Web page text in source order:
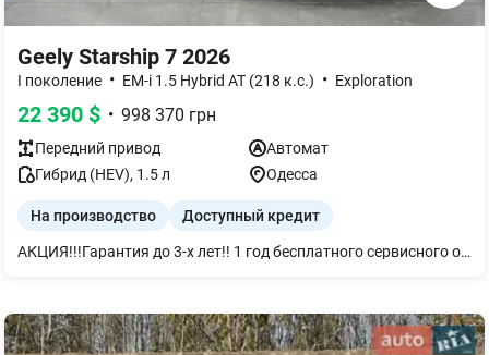
Geely Starship 7 2026
I поколение • EM-i 1.5 Hybrid AT (218 к.с.) • Exploration
22 390 $ • 998 370 грн
Передний привод
Автомат
Гибрид (HEV), 1.5л Одесса
На производство Доступный кредит
АКЦИЯ!!!Гарантия до 3-х лет!! 1 год бесплатного сервисного обслуживания!!Возможность заказа авто с первым взносом от 10% Мы крупнейший поставщик электромобилей в Украине, поэтому можем предложить своим клиентам лучшие условия, а именно: 1. Возможность заказа авто с первым взносом от 10%; 2. Гарантия до 3-х лет; 3. Бесплатное сервисное обслуживание в течение первого года эксплуатации; 4. Проверка технического состояния автомобиля; 5. Юридическое лицо – как критерий надежности; 6. Прямые поставки с конвейера производителя; 7. Доукомплектование аксессуарами; 8. Собственная сеть зарядных станций; 9. Возможность рассрочки, кредита, лизинга, Trade-in; 10. Доставка, сертификация и постановка на учет; 11. Страхование автомобилей КАСКО или ОСЦПВ на самых выгодных условиях; 12. Крупнейшая сеть автосалонов и автосервисов (Львов, Киев, Харьков, Одесса, Кропивницкий, Днепр, Винница, Ужгород); 13. Наибольшее количество авто в наличии по Украине.